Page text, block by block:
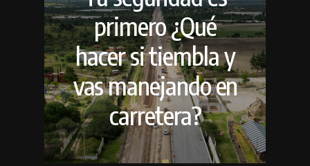
primero ¿Qué
hacer si tiembla y
vas manejando en
carretera?